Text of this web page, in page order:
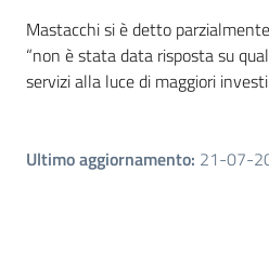
Mastacchi si è detto
“non è stata data risposta su
servizi alla luce di maggiori
Ultimo aggiornamento: 21-07-